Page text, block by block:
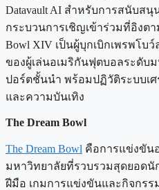
Datavault AI สำหรับการสนับส
กระบวนการเชิญเข้าร่วมที่อิงต
Bowl XIV เป็นผู้บุกเบิกเพรพโบ
ของผู้เล่นอเมริกันฟุตบอลระดับ
ปอร์ตชั้นนำ พร้อมปฏิวัติระบบเ
และความบันเทิง
The Dream Bowl
The Dream Bowl คือการแข่งขัน
มหาวิทยาลัยที่รวบรวมสุดยอด
ฝีมือ เกมการแข่งขันและกิจกรร